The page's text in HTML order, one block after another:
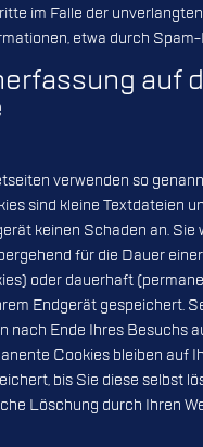
im Falle der
etwa durch
auf
verwenden so
sind kleine Textdateien
keinen Schaden an. Sie
für die Dauer
oder dauerhaft
Endgerät gespeichert.
nach Ende Ihres Besuchs
Cookies bleiben auf
bis Sie diese selbst
Löschung durch Ihren